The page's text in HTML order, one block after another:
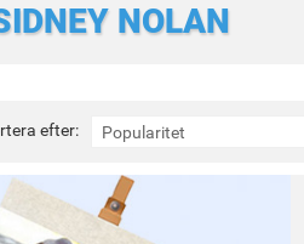
NOLAN
efter: Popularitet
Sortera
efter: